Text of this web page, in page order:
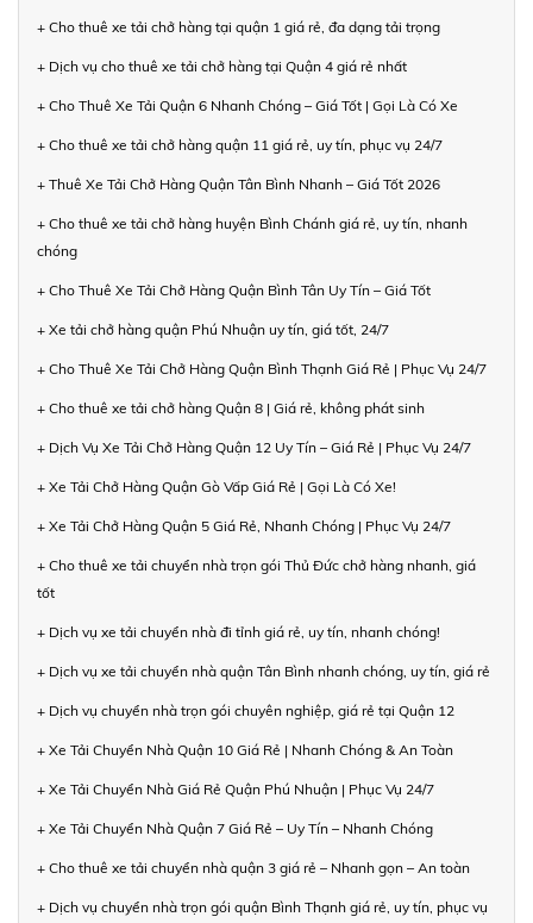
+ Cho thuê xe tải chở hàng tại quận 1 giá rẻ, đa dạng tải trọng
+ Dịch vụ cho thuê xe tải chở hàng tại Quận 4 giá rẻ nhất
+ Cho Thuê Xe Tải Quận 6 Nhanh Chóng – Giá Tốt | Gọi Là Có Xe
+ Cho thuê xe tải chở hàng quận 11 giá rẻ, uy tín, phục vụ 24/7
+ Thuê Xe Tải Chở Hàng Quận Tân Bình Nhanh – Giá Tốt 2026
+ Cho thuê xe tải chở hàng huyện Bình Chánh giá rẻ, uy tín, nhanh
chóng
+ Cho Thuê Xe Tải Chở Hàng Quận Bình Tân Uy Tín – Giá Tốt
+ Xe tải chở hàng quận Phú Nhuận uy tín, giá tốt, 24/7
+ Cho Thuê Xe Tải Chở Hàng Quận Bình Thạnh Giá Rẻ | Phục Vụ 24/7
+ Cho thuê xe tải chở hàng Quận 8 | Giá rẻ, không phát sinh
+ Dịch Vụ Xe Tải Chở Hàng Quận 12 Uy Tín – Giá Rẻ | Phục Vụ 24/7
+ Xe Tải Chở Hàng Quận Gò Vấp Giá Rẻ | Gọi Là Có Xe!
+ Xe Tải Chở Hàng Quận 5 Giá Rẻ, Nhanh Chóng | Phục Vụ 24/7
+ Cho thuê xe tải chuyển nhà trọn gói Thủ Đức chở hàng nhanh, giá
tốt
+ Dịch vụ xe tải chuyển nhà đi tỉnh giá rẻ, uy tín, nhanh chóng!
+ Dịch vụ xe tải chuyển nhà quận Tân Bình nhanh chóng, uy tín, giá rẻ
+ Dịch vụ chuyển nhà trọn gói chuyên nghiệp, giá rẻ tại Quận 12
+ Xe Tải Chuyển Nhà Quận 10 Giá Rẻ | Nhanh Chóng & An Toàn
+ Xe Tải Chuyển Nhà Giá Rẻ Quận Phú Nhuận | Phục Vụ 24/7
+ Xe Tải Chuyển Nhà Quận 7 Giá Rẻ – Uy Tín – Nhanh Chóng
+ Cho thuê xe tải chuyển nhà quận 3 giá rẻ – Nhanh gọn – An toàn
+ Dịch vụ chuyển nhà trọn gói quận Bình Thạnh giá rẻ, uy tín, phục vụ